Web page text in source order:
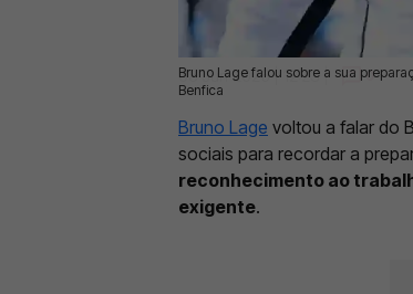
Bruno Lage falou sobre a sua
Benfica
08 Jun 2026 | 12:23 | 0
Bruno Lage voltou a falar do
sociais para recordar a
reconhecimento ao
exigente.